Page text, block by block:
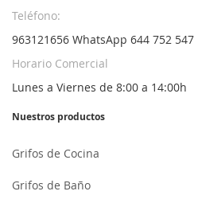
Teléfono:
963121656 WhatsApp 644 752 547
Horario Comercial
Lunes a Viernes de 8:00 a 14:00h
Nuestros productos
Grifos de Cocina
Grifos de Baño